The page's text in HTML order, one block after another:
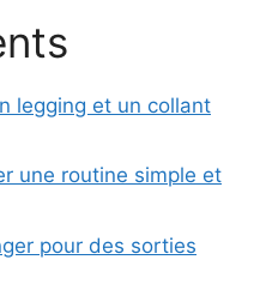
legging et un collant
une routine simple et
pour des sorties